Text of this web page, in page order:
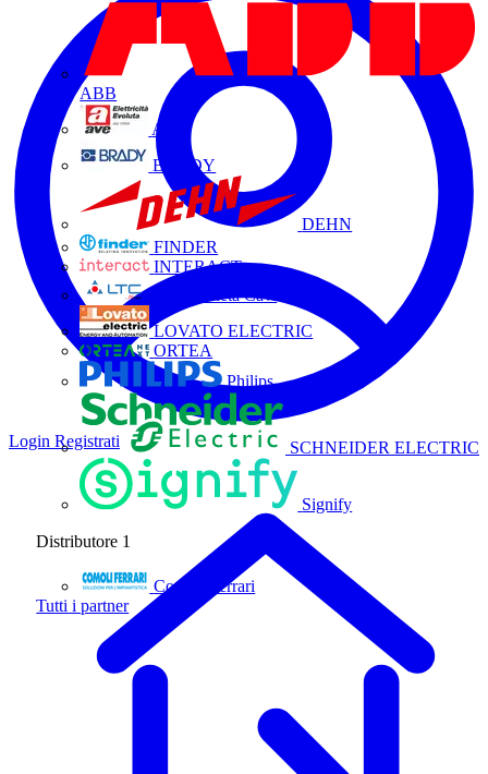
ABB
AVE
BRADY
DEHN
FINDER
INTERACT
La Triveneta Cavi
LOVATO ELECTRIC
ORTEA
Philips
SCHNEIDER ELECTRIC
Signify
Distributore 1
Comoli Ferrari
Tutti i partner
Login Registrati